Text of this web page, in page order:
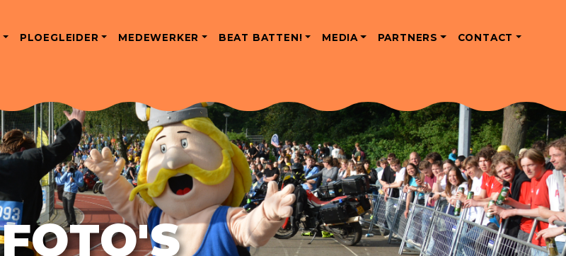
PLOEGLEIDER MEDEWERKER BEAT BATTEN! MEDIA PARTNERS CONTACT
FOTO'S